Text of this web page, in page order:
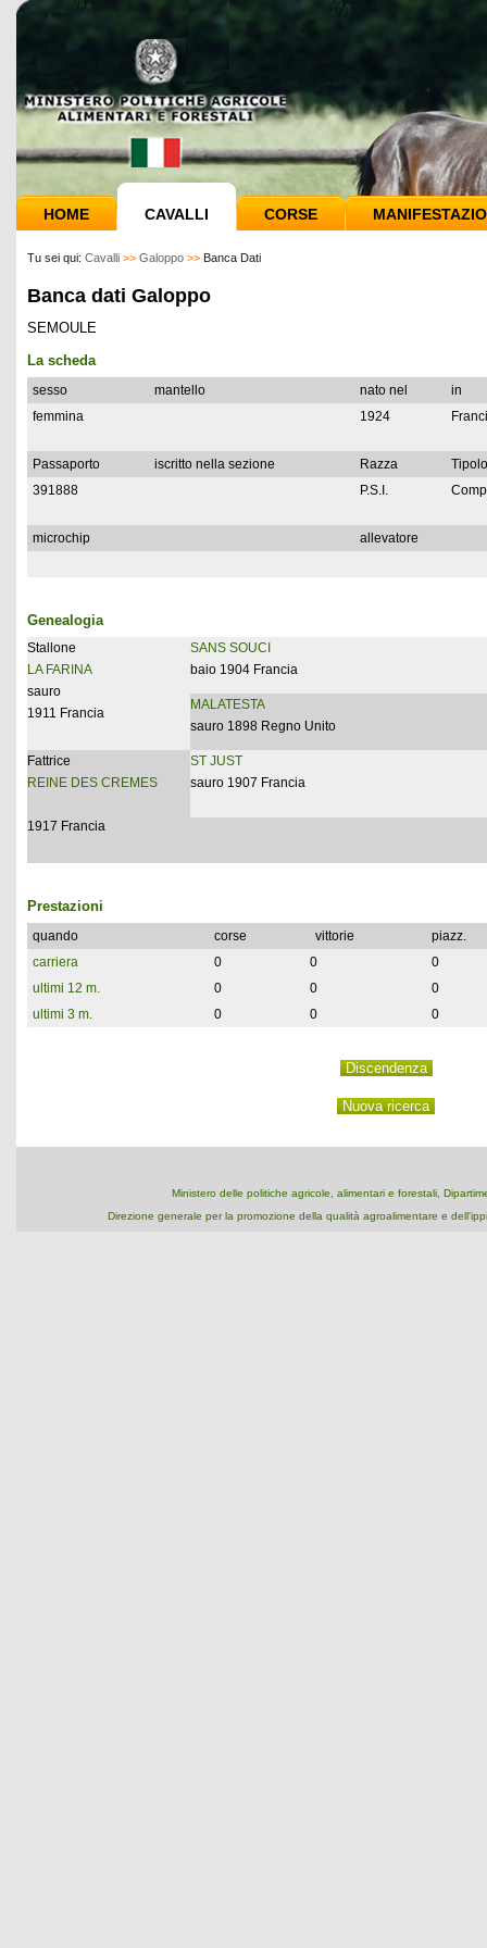
HOME CAVALLI CORSE
Tu sei qui: Cavalli >> Galoppo >> Banca Dati
Banca dati Galoppo
SEMOULE
La scheda
sesso mantello nato nel
in
femmina
1924
Passaporto iscritto nella sezione Razza
391888
P.S.I.
microchip allevatore
Genealogia
Stallone
LA FARINA
sauro
1911 Francia
SANS SOUCI
baio 1904 Francia
MALATESTA
sauro 1898 Regno Unito
Fattrice
REINE DES CREMES
1917 Francia
ST JUST
sauro 1907 Francia
Prestazioni
quando corse vittorie
piazz.
carriera
0 0
0
ultimi 12 m.
0 0
0
ultimi 3 m.
0 0 0
Ministero delle politiche agricole, alimentari e forestali,
Direzione generale per la promozione della qualità agroalimentare e